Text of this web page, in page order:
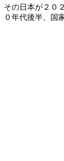
その日本が２０
０年代後半、国